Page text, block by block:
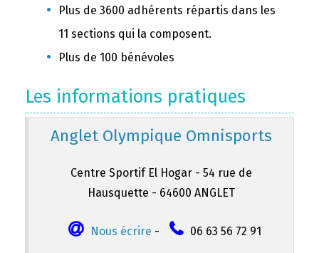
Plus de 3600 adhérents répartis dans les
11 sections qui la composent.
Plus de 100 bénévoles
Les informations pratiques
Anglet Olympique Omnisports
Centre Sportif El Hogar - 54 rue de
Hausquette - 64600 ANGLET
Nous écrire - 06 63 56 72 91